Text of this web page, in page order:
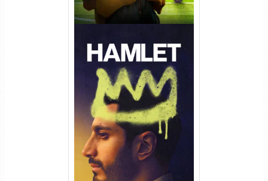
Hamlet Torrent (2026) WEB-
DL 1080p Dual Áudio